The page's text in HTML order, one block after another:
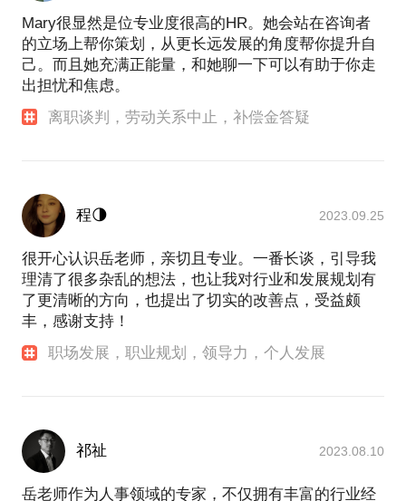
Mary很显然是位专业度很高的HR。她会站在咨询者
的立场上帮你策划，从更长远发展的角度帮你提升自
己。而且她充满正能量，和她聊一下可以有助于你走
出担忧和焦虑。
离职谈判，劳动关系中止，补偿金答疑
程🌗 2023.09.25
很开心认识岳老师，亲切且专业。一番长谈，引导我
理清了很多杂乱的想法，也让我对行业和发展规划有
了更清晰的方向，也提出了切实的改善点，受益颇
丰，感谢支持！
职场发展，职业规划，领导力，个人发展
祁祉 2023.08.10
岳老师作为人事领域的专家，不仅拥有丰富的行业经